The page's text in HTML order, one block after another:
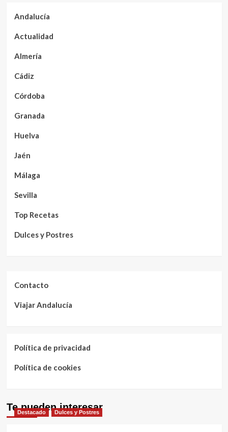
Andalucía
Actualidad
Almería
Cádiz
Córdoba
Granada
Huelva
Jaén
Málaga
Sevilla
Top Recetas
Dulces y Postres
Contacto
Viajar Andalucía
Política de privacidad
Política de cookies
Te pueden interesar
Destacado Dulces y Postres